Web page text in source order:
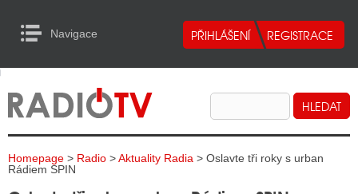
Navigace
RADIA
TELEVIZE
INTERNET
to Content
Homepage > Radio >Aktuality Radia > Oslavte tři roky s urban
Rádiem SPIN